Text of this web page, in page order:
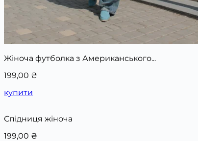
Жіноча футболка з Американського...
199,00 ₴
купити
Спідниця жіноча
199,00 ₴